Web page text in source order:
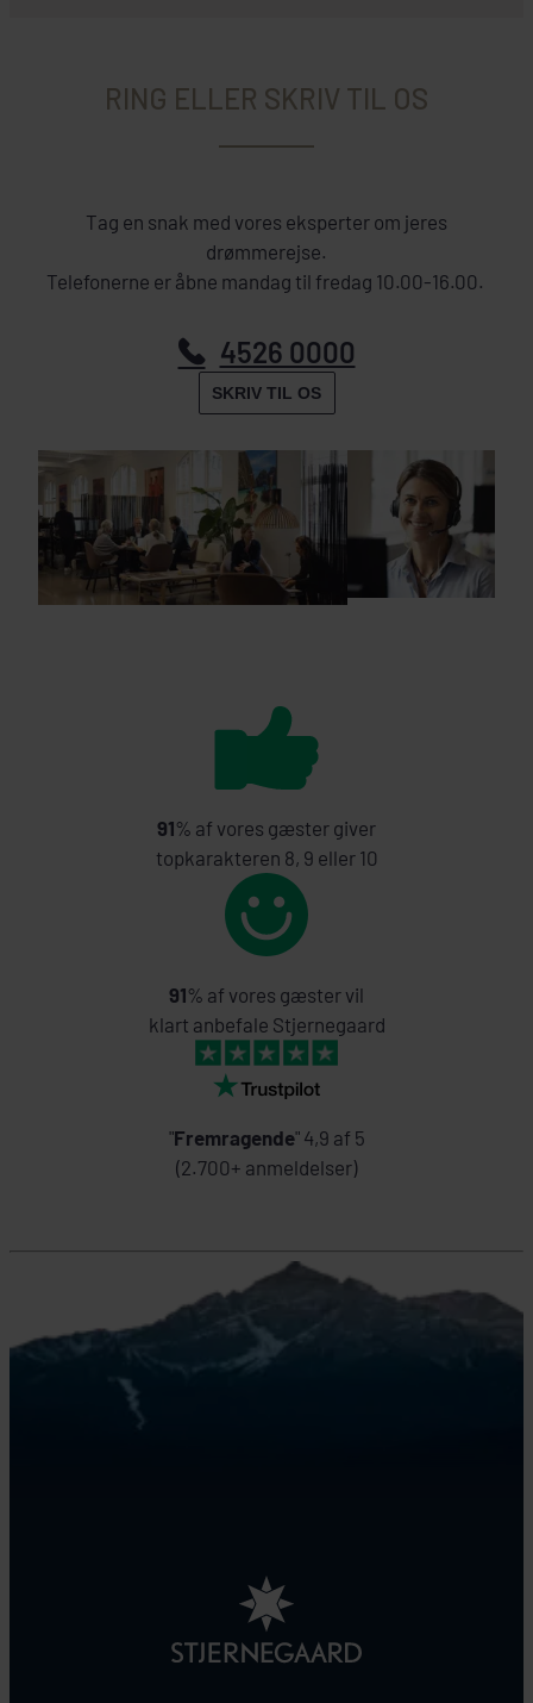
RING ELLER SKRIV TIL OS
Tag en snak med vores eksperter om jeres
drømmerejse.
Telefonerne er åbne mandag til fredag 10.00-16.00.
4526 0000
SKRIV TIL OS
91% af vores gæster giver
topkarakteren 8, 9 eller 10
91% af vores gæster vil
klart anbefale Stjernegaard
"Fremragende" 4,9 af 5
(2.700+ anmeldelser)